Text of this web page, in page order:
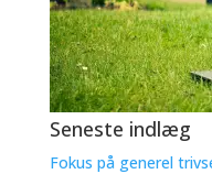
Seneste indlæg
Fokus på generel